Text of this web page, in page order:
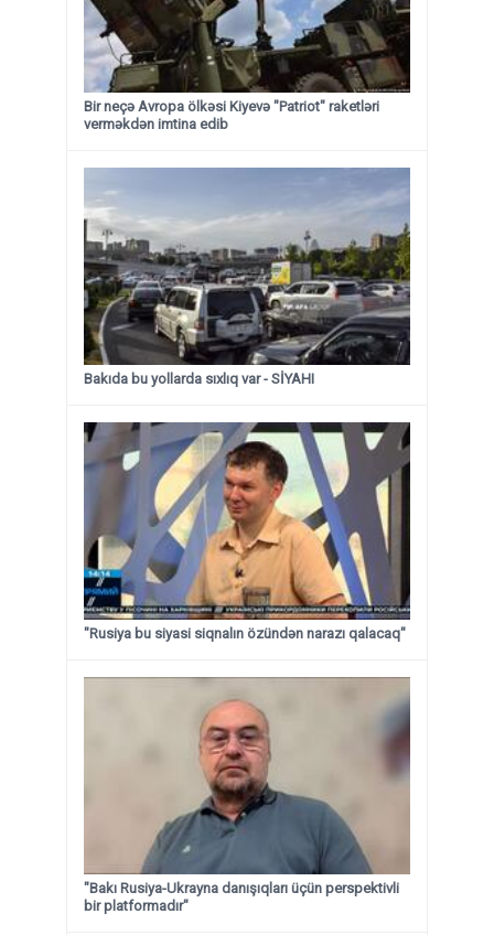
Bir neçə Avropa ölkəsi Kiyevə "Patriot" raketləri
verməkdən imtina edib
Bakıda bu yollarda sıxlıq var - SİYAHI
"Rusiya bu siyasi siqnalın özündən narazı qalacaq"
"Bakı Rusiya-Ukrayna danışıqları üçün perspektivli
bir platformadır"